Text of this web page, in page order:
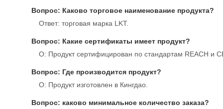
Вопрос: Каково торговое наименование продукта?
Ответ: торговая марка LKT.
Вопрос: Какие сертификаты имеет продукт?
О: Продукт сертифицирован по стандартам REACH и
Вопрос: Где производится продукт?
О: Продукт изготовлен в Кингдао.
Вопрос: каково минимальное количество заказа?